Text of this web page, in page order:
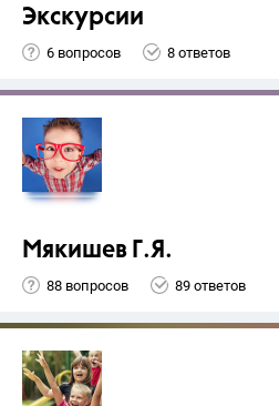
Экскурсии
6 вопросов 8 ответов
Мякишев Г.Я.
88 вопросов 89 ответов